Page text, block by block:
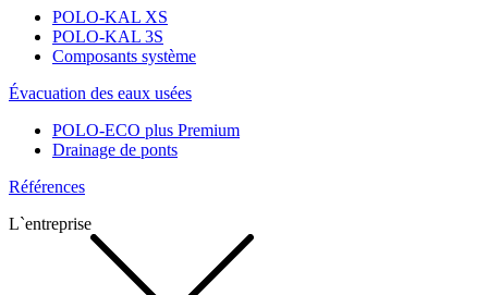
POLO-KAL XS
POLO-KAL 3S
Composants système
Évacuation des eaux usées
POLO-ECO plus Premium
Drainage de ponts
Références
L`entreprise